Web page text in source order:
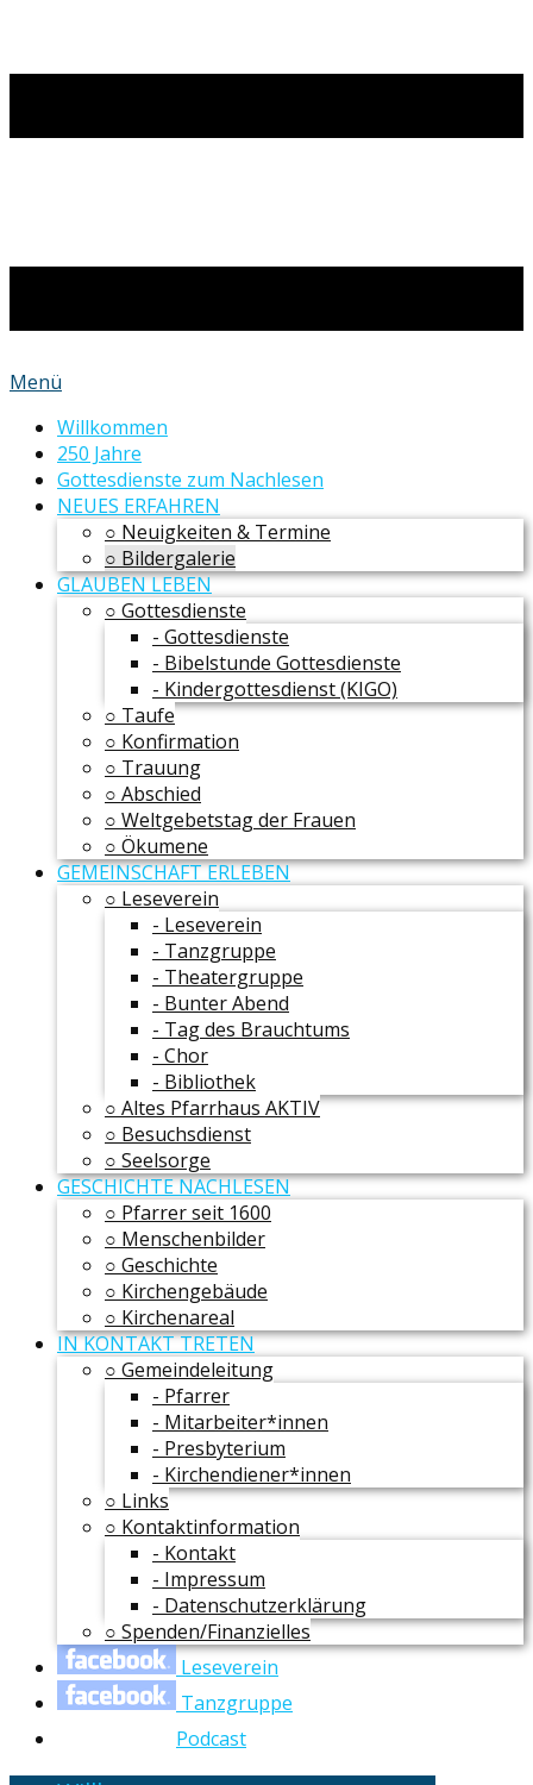
Menü
Willkommen
250 Jahre
Gottesdienste zum Nachlesen
NEUES ERFAHREN
○ Neuigkeiten & Termine
○ Bildergalerie
GLAUBEN LEBEN
○ Gottesdienste
- Gottesdienste
- Bibelstunde Gottesdienste
- Kindergottesdienst (KIGO)
○ Taufe
○ Konfirmation
○ Trauung
○ Abschied
○ Weltgebetstag der Frauen
○ Ökumene
GEMEINSCHAFT ERLEBEN
○ Leseverein
- Leseverein
- Tanzgruppe
- Theatergruppe
- Bunter Abend
- Tag des Brauchtums
- Chor
- Bibliothek
○ Altes Pfarrhaus AKTIV
○ Besuchsdienst
○ Seelsorge
GESCHICHTE NACHLESEN
○ Pfarrer seit 1600
○ Menschenbilder
○ Geschichte
○ Kirchengebäude
○ Kirchenareal
IN KONTAKT TRETEN
○ Gemeindeleitung
- Pfarrer
- Mitarbeiter*innen
- Presbyterium
- Kirchendiener*innen
○ Links
○ Kontaktinformation
- Kontakt
- Impressum
- Datenschutzerklärung
○ Spenden/Finanzielles
Leseverein
Tanzgruppe
Podcast